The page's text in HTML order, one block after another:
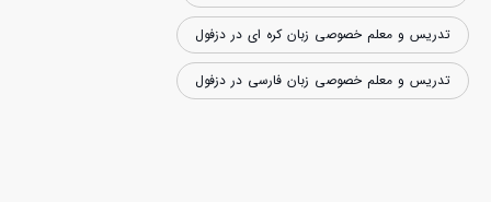
تدریس و معلم خصوصی زبان کره ای در دزفول
تدریس و معلم خصوصی زبان فارسی در دزفول